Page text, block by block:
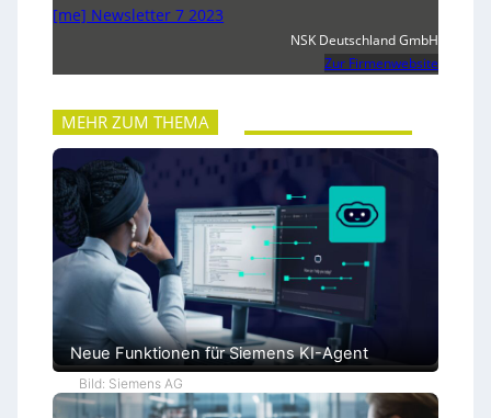
[me] Newsletter 7 2023
NSK Deutschland GmbH
Zur Firmenwebsite
MEHR ZUM THEMA
Neue Funktionen für Siemens KI-Agent
Bild: Siemens AG